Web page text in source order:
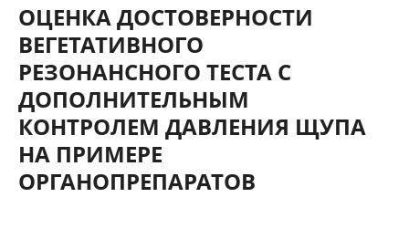
ОЦЕНКА ДОСТОВЕРНОСТИ
ВЕГЕТАТИВНОГО
РЕЗОНАНСНОГО ТЕСТА С
ДОПОЛНИТЕЛЬНЫМ
КОНТРОЛЕМ ДАВЛЕНИЯ ЩУПА
НА ПРИМЕРЕ
ОРГАНОПРЕПАРАТОВ